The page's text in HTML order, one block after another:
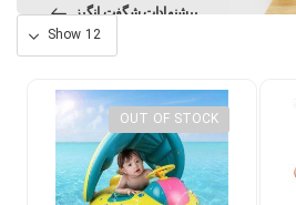
پیشنهادات شگفت انگیز
OUT OF STOCK